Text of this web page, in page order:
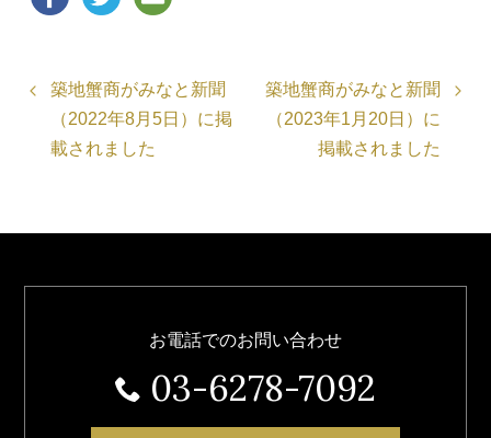
築地蟹商がみなと新聞
（2022年8月5日）に掲
載されました
築地蟹商がみなと新聞
（2023年1月20日）に
掲載されました
お電話でのお問い合わせ
03-6278-7092